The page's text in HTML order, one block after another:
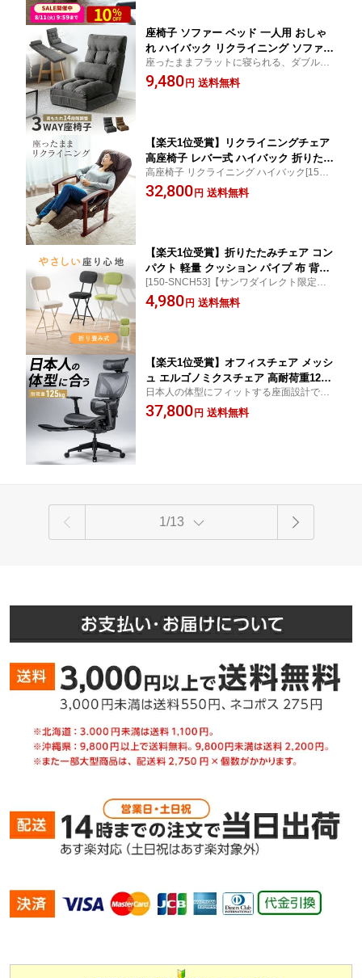
座椅子 ソファー ベッド 一人用 おしゃ
れ ハイバック リクライニング ソファー
ベッド 折りたたみ かわいい クッション
大きい ロング フルフラット ファブリッ
座ったままフラットに寝られる、ダブルク
ッション座椅子 [150-SNCF16]【保証6ヶ
月】【送料無料】
9,480 円 送料無料
【楽天1位受賞】リクライニングチェア
高座椅子 レバー式 ハイバック 折りたた
み 肘掛け付き オットマン 一人用 高齢
者 おしゃれ 肘付き 高さ調整 ヘッドレ
高座椅子 リクライニング ハイバック[150-S
NCH025]【サンワダイレクト限定品】【送
料無料】
32,800 円 送料無料
【楽天1位受賞】折りたたみチェア コン
パクト 軽量 クッション パイプ 布 背も
たれ 持ち運び キッチン ファブリック
スリム 完成品 おしゃれ 北欧 腰掛け イ
[150-SNCH53]【サンワダイレクト限定品】
【送料無料】
4,980 円 送料無料
【楽天1位受賞】オフィスチェア メッシ
ュ エルゴノミクスチェア 高耐荷重125k
g シンクロロッキング ハイバック オッ
トマン フットレスト 調整可能ランバー
日本人の体型にフィットする座面設計で、
長時間の作業も快適。[150-SNCM38]【サ
ンワダイレクト限定品】【送料無料】
37,800 円 送料無料
1/13